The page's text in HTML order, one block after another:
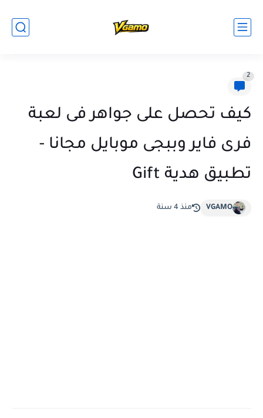
2
كيف تحصل على جواهر فى لعبة
فرى فاير وببجى موبايل مجانا -
تطبيق هدية Gift
VGAMO منذ 4 سنة